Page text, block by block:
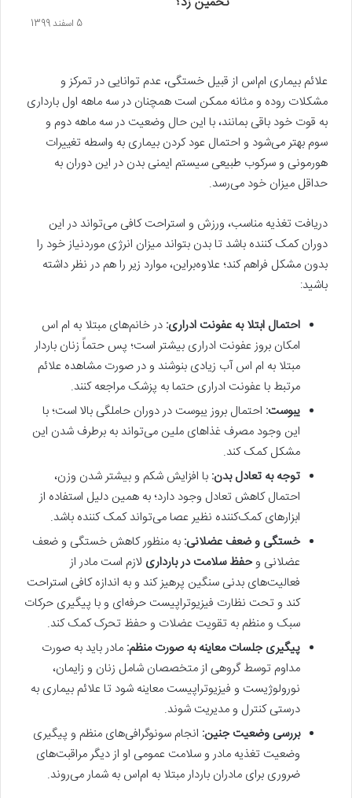
5 اسفند 1399
علائم بیماری ام‌اس از قبیل خستگی، عدم توانایی در تمرکز و
مشکلات روده و مثانه ممکن است همچنان در سه ماهه‌ اول بارداری
به قوت خود باقی بمانند، با این حال وضعیت در سه ماهه‌ دوم و
سوم بهتر می‌شود و احتمال عود کردن بیماری به واسطه‌ تغییرات
هورمونی و سرکوب طبیعی سیستم ایمنی بدن در این دوران به
حداقل میزان خود می‌رسد.
دریافت تغذیه‌ مناسب، ورزش و استراحت کافی می‌تواند در این
دوران کمک کننده باشد تا بدن بتواند میزان انرژی مورد‌نیاز خود را
بدون مشکل فراهم کند؛ علاوه‌براین، موارد زیر را هم در نظر داشته
باشید:
احتمال ابتلا به عفونت ادراری: در خانم‌های مبتلا به ام اس
امکان بروز عفونت ادراری بیشتر است؛ پس حتماً زنان باردار
مبتلا به ام اس آب زیادی بنوشند و در صورت مشاهده علائم
مرتبط با عفونت ادراری حتما به پزشک مراجعه کنند.
یبوست: احتمال بروز یبوست در دوران حاملگی بالا است؛ با
این وجود مصرف غذاهای ملین می‌تواند به برطرف شدن این
مشکل کمک کند.
توجه به تعادل بدن: با افزایش شکم و بیشتر شدن وزن،
احتمال کاهش تعادل وجود دارد؛ به همین دلیل استفاده از
ابزارهای کمک‌کننده نظیر عصا می‌تواند کمک کننده باشد.
خستگی و ضعف عضلانی: به منظور کاهش خستگی و ضعف
عضلانی وحفظ سلامت در بارداری لازم است مادر از
فعالیت‌های بدنی سنگین پرهیز کند و به اندازه‌ کافی استراحت
کند و تحت نظارت فیزیوتراپیست حرفه‌ای و با پیگیری حرکات
سبک و منظم به تقویت عضلات و حفظ تحرک کمک کند.
پیگیری جلسات معاینه به صورت منظم: مادر باید به صورت
مداوم توسط گروهی از متخصصان شامل زنان و زایمان،
نورولوژیست‌ و فیزیوتراپیست معاینه شود تا علائم بیماری به
درستی کنترل و مدیریت شوند.
بررسی وضعیت جنین: انجام سونوگرافی‌های منظم و پیگیری
وضعیت تغذیه مادر و سلامت عمومی او از دیگر مراقبت‌های
ضروری برای مادران باردار مبتلا به ام‌اس به شمار می‌روند.